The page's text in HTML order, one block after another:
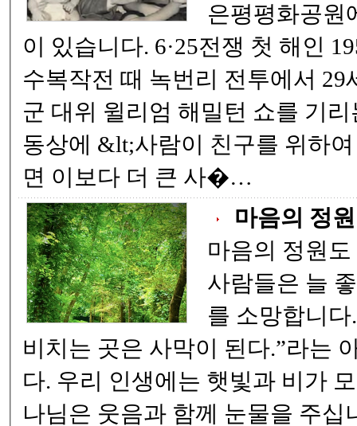
은평평화공원
이 있습니다. 6·25전쟁 첫 해인 1950년 9월 22일 서울
수복작전 때 녹번리 전투에서 29
군 대위 윌리엄 해밀턴 쇼를 기
동상에 &lt;사람이 친구를 위하
면 이보다 더 큰 사�…
마음의 정원
마음의 정원
사람들은 늘
를 소망합니다. 그러나 "햇빛이
비치는 곳은 사막이 된다.”라는
다. 우리 인생에는 햇빛과 비가 모두 필요합니다. 하
나님은 웃음과 함께 눈물을 주십